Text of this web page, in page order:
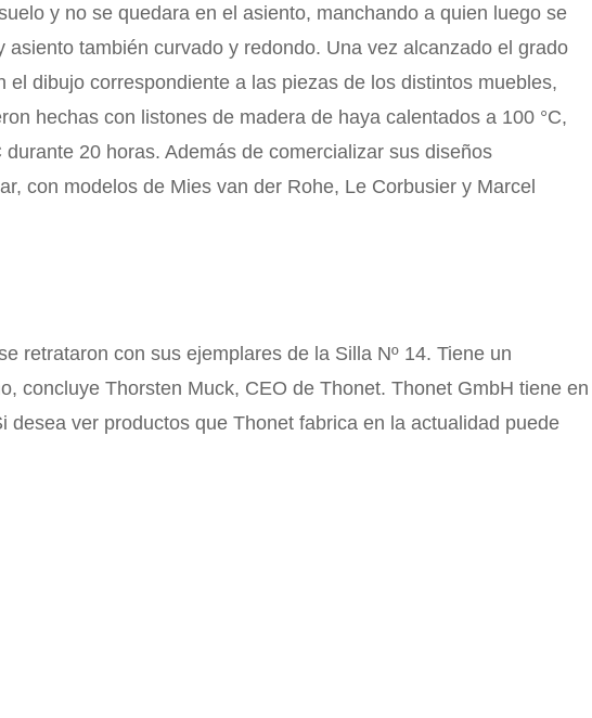
y no se quedara en el asiento, manchando a quien luego se
también curvado y redondo. Una vez alcanzado el grado
dibujo correspondiente a las piezas de los distintos muebles,
hechas con listones de madera de haya calentados a 100 °C,
20 horas. Además de comercializar sus diseños
con modelos de Mies van der Rohe, Le Corbusier y Marcel
retrataron con sus ejemplares de la Silla Nº 14. Tiene un
concluye Thorsten Muck, CEO de Thonet. Thonet GmbH tiene en
ver productos que Thonet fabrica en la actualidad puede